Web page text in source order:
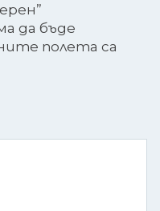
да бъде
полета са